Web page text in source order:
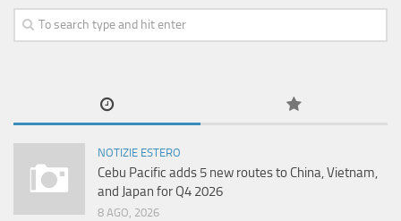
NOTIZIE ESTERO
Cebu Pacific adds 5 new routes to China, Vietnam,
and Japan for Q4 2026
8 AGO, 2026